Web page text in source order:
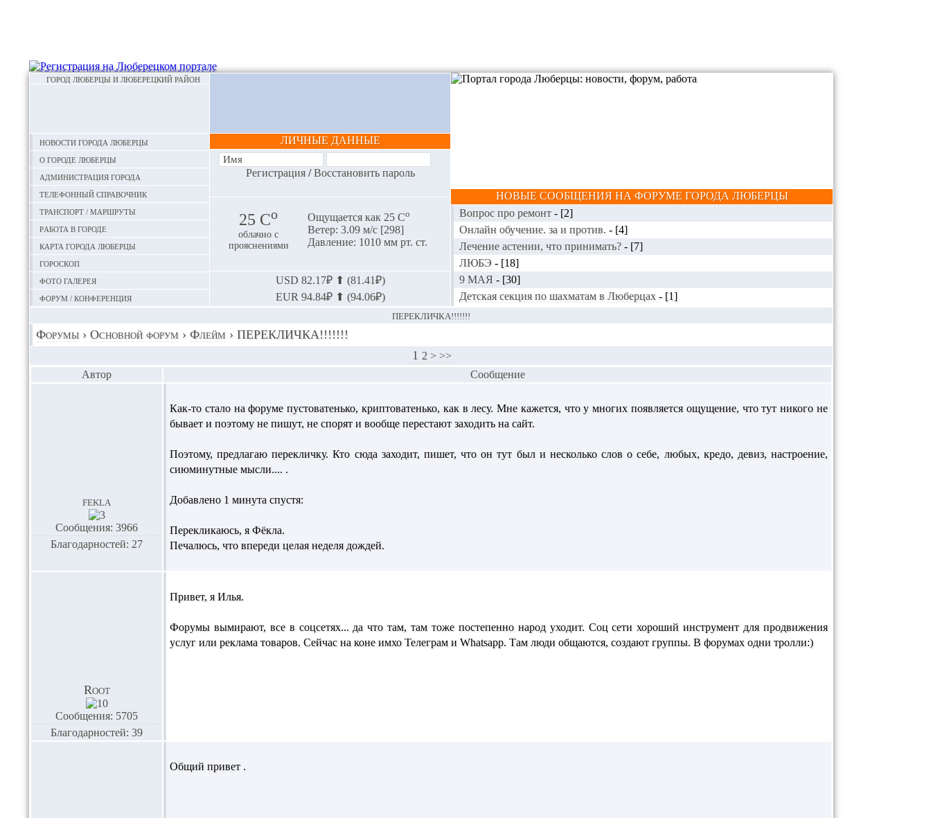
ГОРОД ЛЮБЕРЦЫ И ЛЮБЕРЕЦКИЙ РАЙОН
Новости города Люберцы
О городе Люберцы
Администрация города
Телефонный справочник
Транспорт / маршруты
Работа в городе
Карта города Люберцы
Гороскоп
Фото галерея
Форум / конференция
ЛИЧНЫЕ ДАННЫЕ
Регистрация/Восстановить пароль
25 Сo
облачно с
прояснениями
Ощущается как 25 Сo
Ветер: 3.09 м/с [298]
Давление: 1010 мм рт. ст.
USD 82.17₽ ⬆ (81.41₽)
EUR 94.84₽ ⬆ (94.06₽)
НОВЫЕ СООБЩЕНИЯ НА ФОРУМЕ ГОРОДА ЛЮБЕРЦЫ
Вопрос про ремонт - [2]
Онлайн обучение. за и против. - [4]
Лечение астении, что принимать? - [7]
ЛЮБЭ - [18]
9 МАЯ - [30]
Детская секция по шахматам в Люберцах - [1]
ПЕРЕКЛИЧКА!!!!!!!
Форумы › Основной форум › Флейм › ПЕРЕКЛИЧКА!!!!!!!
1 2 > >>
Автор
Сообщение
fekla
Сообщения: 3966
Благодарностей: 27
Как-то стало на форуме пустоватенько, криптоватенько, как в лесу. Мне кажется, что у многих появляется ощущение, что тут никого не
бывает и поэтому не пишут, не спорят и вообще перестают заходить на сайт.
Поэтому, предлагаю перекличку. Кто сюда заходит, пишет, что он тут был и несколько слов о себе, любых, кредо, девиз, настроение,
сиюминутные мысли.... .
Добавлено 1 минута спустя:
Перекликаюсь, я Фёкла.
Печалюсь, что впереди целая неделя дождей.
Root
Сообщения: 5705
Благодарностей: 39
Привет, я Илья.
Форумы вымирают, все в соцсетях... да что там, там тоже постепенно народ уходит. Соц сети хороший инструмент для продвижения
услуг или реклама товаров. Сейчас на коне имхо Телеграм и Whatsapp. Там люди общаются, создают группы. В форумах одни тролли:)
Общий привет .